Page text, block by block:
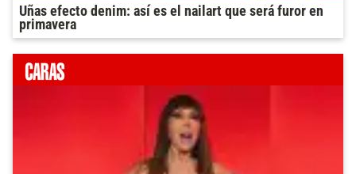
Uñas efecto denim: así es el nailart que será furor en
primavera